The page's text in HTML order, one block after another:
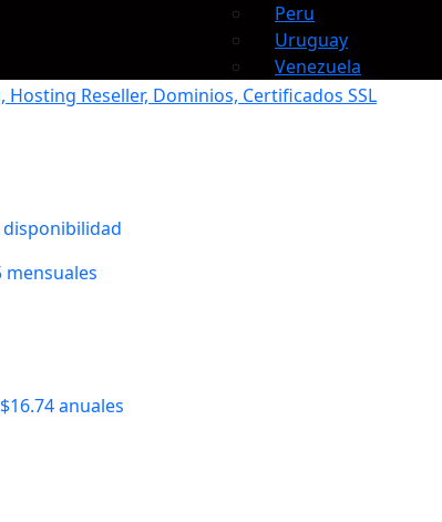
Peru
Uruguay
Venezuela
disponibilidad
mensuales
anuales